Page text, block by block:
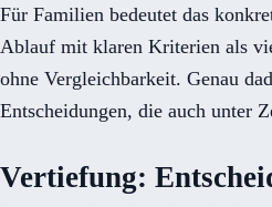
Für Familien bedeutet das
Ablauf mit klaren Kriterien als
ohne Vergleichbarkeit. Genau
Entscheidungen, die auch unter
Vertiefung: